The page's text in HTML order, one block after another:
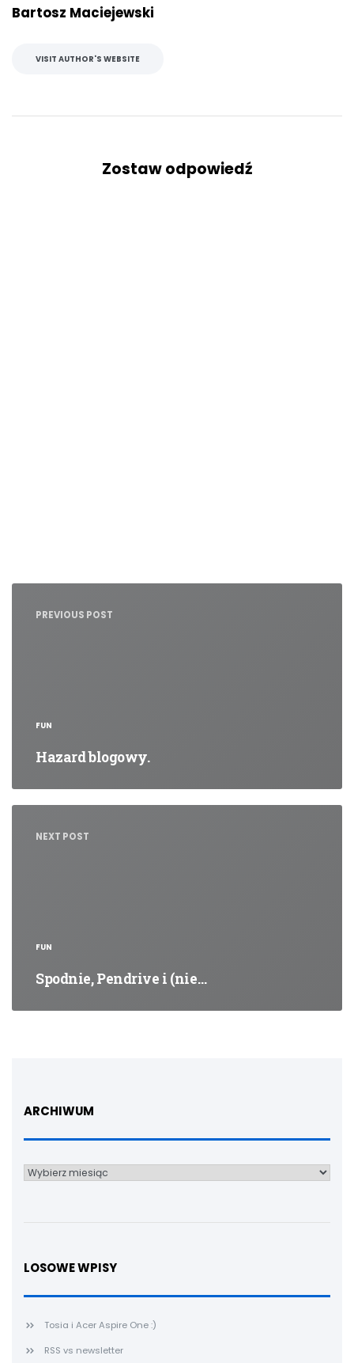
Bartosz Maciejewski
VISIT AUTHOR'S WEBSITE
Zostaw odpowiedź
Nawigacja
PREVIOUS POST
FUN
Hazard blogowy.
NEXT POST
FUN
Spodnie, Pendrive i (nie…
ARCHIWUM
Archiwum
LOSOWE WPISY
Tosia i Acer Aspire One :)
RSS vs newsletter